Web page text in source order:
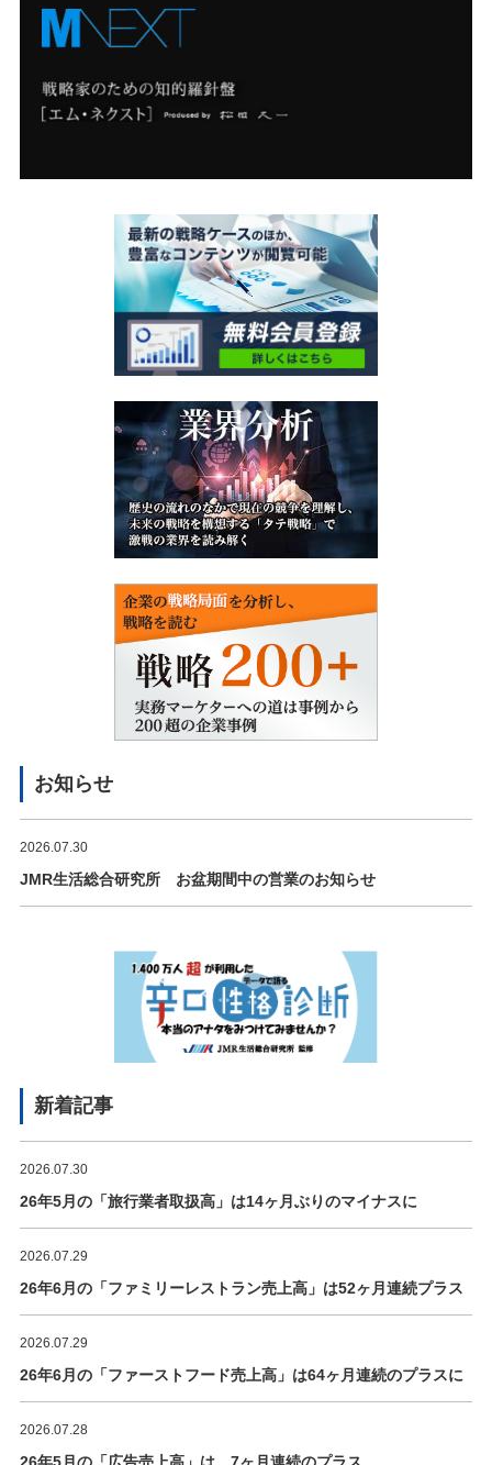
お知らせ
2026.07.30
JMR生活総合研究所 お盆期間中の営業のお知らせ
新着記事
2026.07.30
26年5月の「旅行業者取扱高」は14ヶ月ぶりのマイナスに
2026.07.29
26年6月の「ファミリーレストラン売上高」は52ヶ月連続プラス
2026.07.29
26年6月の「ファーストフード売上高」は64ヶ月連続のプラスに
2026.07.28